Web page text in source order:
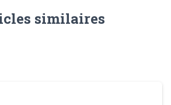
similaires